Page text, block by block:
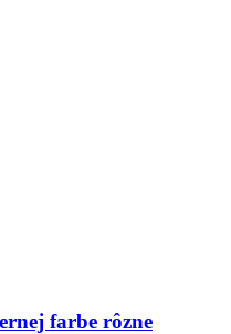
farbe rôzne